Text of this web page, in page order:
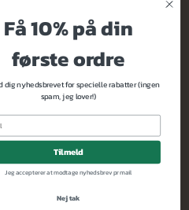
dig
for specielle tilbud og
til produktlanceringer med
Få 10% på din
første ordre
dig nyhedsbrevet for specielle rabatter (ingen
spam, jeg lover!)
Tilmeld
Jeg accepterer at modtage nyhedsbrev pr mail
Nej tak